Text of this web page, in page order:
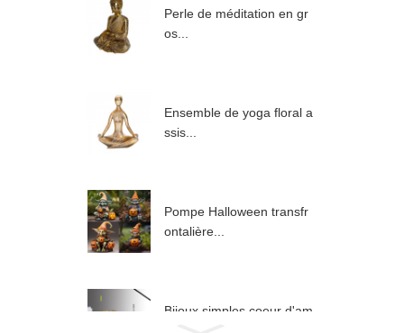
Perle de méditation en gr
os...
Ensemble de yoga floral a
ssis...
Pompe Halloween transfr
ontalière...
Bijoux simples coeur d'am